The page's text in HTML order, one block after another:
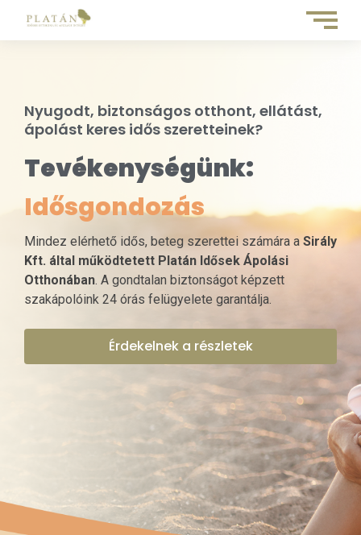
Nyugodt, biztonságos otthont, ellátást,
ápolást keres idős szeretteinek?
Tevékenységünk:
Rehabilitáció
Mindez elérhető idős, beteg szerettei számára a Sirály
Kft. által működtetett Platán Idősek Ápolási
Otthonában. A gondtalan biztonságot képzett
szakápolóink 24 órás felügyelete garantálja.
Érdekelnek a részletek